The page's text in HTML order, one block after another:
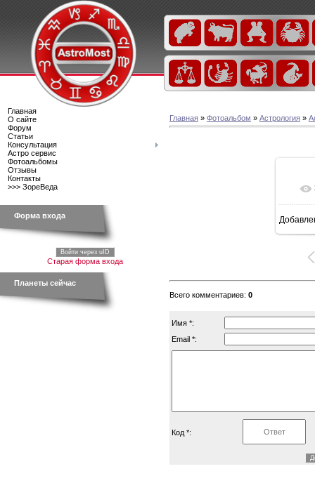
Главная
О сайте
Форум
Статьи
Консультация
Астро сервис
Фотоальбомы
Отзывы
Контакты
>>> ЗореВеда
Форма входа
Войти через uID
Старая форма входа
Планеты сейчас
Главная » Фотоальбом » Астрология »
Всего комментариев: 0
Имя *:
Email *:
Код *: